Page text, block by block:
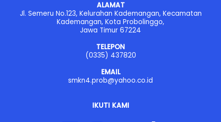
ALAMAT
Jl. Semeru No.123, Kelurahan Kademangan, Kecamatan
Kademangan, Kota Probolinggo,
Jawa Timur 67224
TELEPON
(0335) 437820
EMAIL
smkn4.prob@yahoo.co.id
IKUTI KAMI